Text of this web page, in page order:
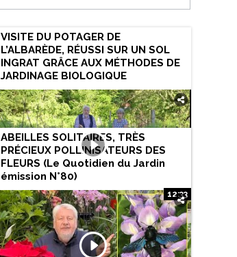
VISITE DU POTAGER DE
L’ALBARÈDE, RÉUSSI SUR UN SOL
INGRAT GRÂCE AUX MÉTHODES DE
JARDINAGE BIOLOGIQUE
12:33
il y a 3 ans 6760 210
ABEILLES SOLITAIRES, TRÈS
PRÉCIEUX POLLINISATEURS DES
FLEURS (Le Quotidien du Jardin
émission N°80)